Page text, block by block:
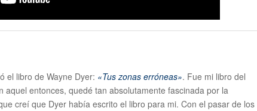
el libro de Wayne Dyer: «Tus zonas erróneas». Fue mi libro del
aquel entonces, quedé tan absolutamente fascinada por la
creí que Dyer había escrito el libro para mi. Con el pasar de los